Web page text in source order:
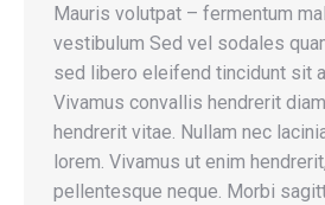
Mauris volutpat – fermentum
vestibulum Sed vel sodales
sed libero eleifend tincidunt sit
Vivamus convallis hendrerit
hendrerit vitae. Nullam nec
lorem. Vivamus ut enim
pellentesque neque. Morbi